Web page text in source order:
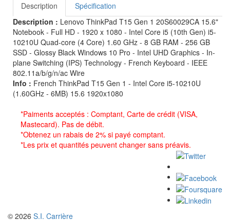
Description
Spécification
Description : Lenovo ThinkPad T15 Gen 1 20S60029CA 15.6"
Notebook - Full HD - 1920 x 1080 - Intel Core i5 (10th Gen) i5-
10210U Quad-core (4 Core) 1.60 GHz - 8 GB RAM - 256 GB
SSD - Glossy Black Windows 10 Pro - Intel UHD Graphics - In-
plane Switching (IPS) Technology - French Keyboard - IEEE
802.11a/b/g/n/ac Wire
Info : French ThinkPad T15 Gen 1 - Intel Core i5-10210U
(1.60GHz - 6MB) 15.6 1920x1080
*Paiments acceptés : Comptant, Carte de crédit (VISA,
Mastecard). Pas de débit.
*Obtenez un rabais de 2% si payé comptant.
*Les prix et quantités peuvent changer sans préavis.
© 2026 S.I. Carrière